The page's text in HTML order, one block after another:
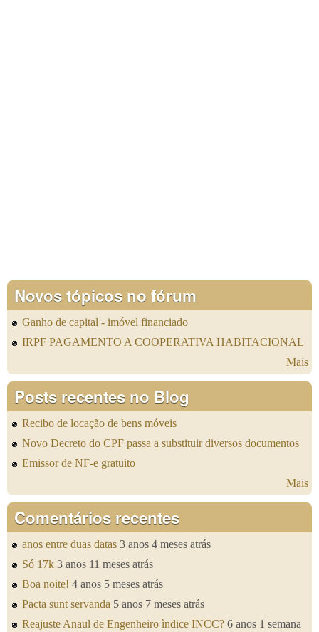
Novos tópicos no fórum
Ganho de capital - imóvel financiado
IRPF PAGAMENTO A COOPERATIVA HABITACIONAL
Mais
Posts recentes no Blog
Recibo de locação de bens móveis
Novo Decreto do CPF passa a substituir diversos documentos
Emissor de NF-e gratuito
Mais
Comentários recentes
anos entre duas datas 3 anos 4 meses atrás
Só 17k 3 anos 11 meses atrás
Boa noite! 4 anos 5 meses atrás
Pacta sunt servanda 5 anos 7 meses atrás
Reajuste Anaul de Engenheiro ìndice INCC? 6 anos 1 semana